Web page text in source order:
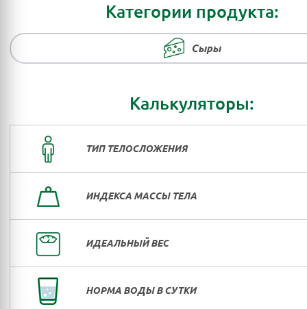
Категории продукта:
Сыры
Калькуляторы:
ТИП ТЕЛОСЛОЖЕНИЯ
ИНДЕКСА МАССЫ ТЕЛА
ИДЕАЛЬНЫЙ ВЕС
НОРМА ВОДЫ В СУТКИ